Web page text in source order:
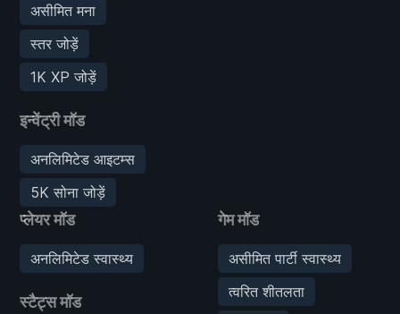
असीमित मना
स्तर जोड़ें
1K XP जोड़ें
इन्वेंट्री मॉड
अनलिमिटेड आइटम्स
5K सोना जोड़ें
प्लेयर मॉड
अनलिमिटेड स्वास्थ्य
स्टैट्स मॉड
गेम मॉड
असीमित पार्टी स्वास्थ्य
त्वरित शीतलता